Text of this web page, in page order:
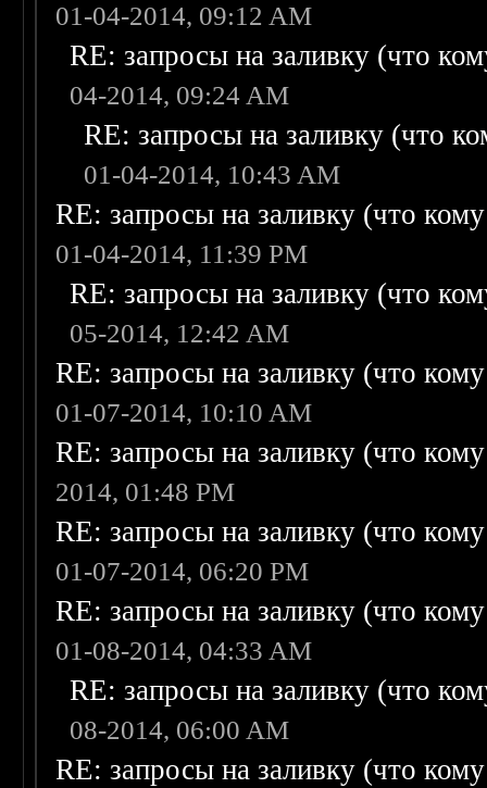
01-04-2014, 09:12 AM
RE: запросы на заливку (что
04-2014, 09:24 AM
RE: запросы на заливку (что
01-04-2014, 10:43 AM
RE: запросы на заливку (что
01-04-2014, 11:39 PM
RE: запросы на заливку (что
05-2014, 12:42 AM
RE: запросы на заливку (что
01-07-2014, 10:10 AM
RE: запросы на заливку (что
2014, 01:48 PM
RE: запросы на заливку (что
01-07-2014, 06:20 PM
RE: запросы на заливку (что
01-08-2014, 04:33 AM
RE: запросы на заливку (что
08-2014, 06:00 AM
RE: запросы на заливку (что